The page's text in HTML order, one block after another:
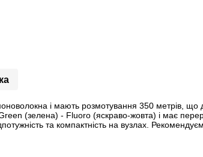
і мають розмотування 350 метрів,
(зелена) - Fluoro (яскраво-жовта) і має
та компактність на вузлах.